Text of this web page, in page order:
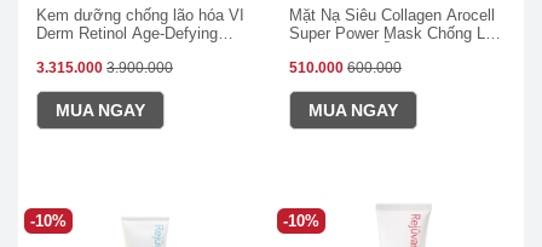
Kem dưỡng chống lão hóa VI
Derm Retinol Age-Defying
3.315.000 3.900.000
MUA NGAY
Mặt Nạ Siêu Collagen Arocell
Super Power Mask Chống Lão
510.000 600.000
MUA NGAY
-10% -10%